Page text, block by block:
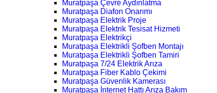
Muratpaşa Çevre Aydınlatma
Muratpaşa Diafon Onarımı
Muratpaşa Elektrik Proje
Muratpaşa Elektrik Tesisat Hizmeti
Muratpaşa Elektrikçi
Muratpaşa Elektrikli Şofben Montajı
Muratpaşa Elektrikli Şofben Tamiri
Muratpaşa 7/24 Elektrik Arıza
Muratpaşa Fiber Kablo Çekimi
Muratpaşa Güvenlik Kamerası
Muratpaşa İnternet Hattı Arıza Bakım